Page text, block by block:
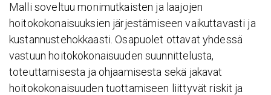
Malli soveltuu monimutkaisten ja laajojen
hoitokokonaisuuksien järjestämiseen vaikuttavasti ja
kustannustehokkaasti. Osapuolet ottavat yhdessä
vastuun hoitokokonaisuuden suunnittelusta,
toteuttamisesta ja ohjaamisesta sekä jakavat
hoitokokonaisuuden tuottamiseen liittyvät riskit ja